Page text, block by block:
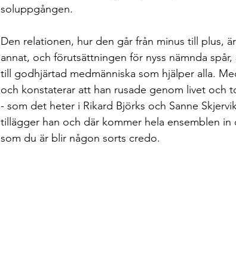
soluppgången.
Den relationen, hur den går från minus till plus,
annat, och förutsättningen för nyss nämnda
till godhjärtad medmänniska som hjälper alla.
och konstaterar att han rusade genom livet och
- som det heter i Rikard Björks och Sanne
tillägger han och där kommer hela ensemblen
som du är blir någon sorts credo.